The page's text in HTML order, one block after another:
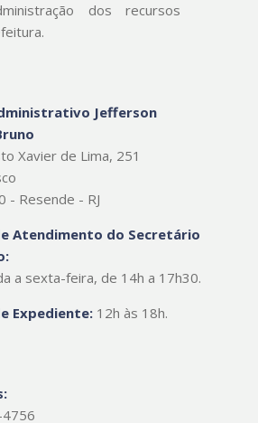
dos recursos
Jefferson
Xavier de Lima, 251
- Resende - RJ
Atendimento do Secretário
a sexta-feira, de 14h a 17h30.
Expediente:12h às 18h.